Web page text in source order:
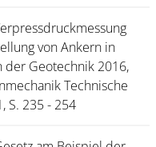
von Ankern in
der Geotechnik 2016,
Technische
S. 235 - 254